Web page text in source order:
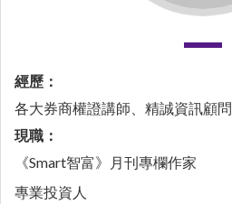
經歷：
各大券商權證講師、精誠資訊顧問
現職：
《Smart智富》月刊專欄作家
專業投資人